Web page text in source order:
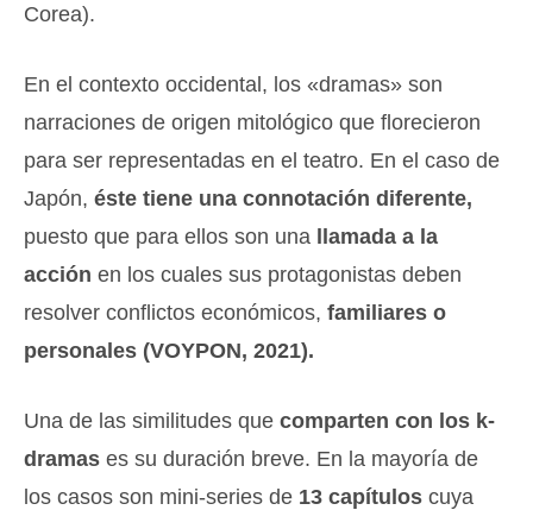
Corea).
En el contexto occidental, los «dramas» son
narraciones de origen mitológico que florecieron
para ser representadas en el teatro. En el caso de
Japón, éste tiene una connotación diferente,
puesto que para ellos son una llamada a la
acción en los cuales sus protagonistas deben
resolver conflictos económicos, familiares o
personales (VOYPON, 2021).
Una de las similitudes que comparten con los k-
dramas es su duración breve. En la mayoría de
los casos son mini-series de 13 capítulos cuya